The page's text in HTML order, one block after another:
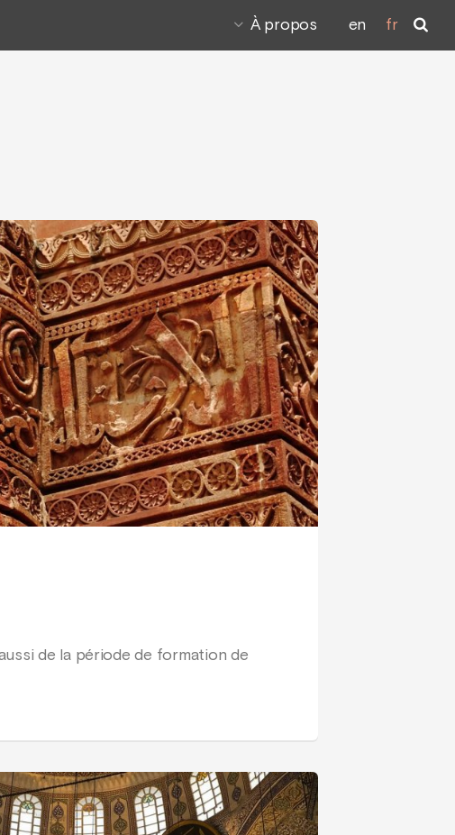
À propos en fr
de la période de formation de